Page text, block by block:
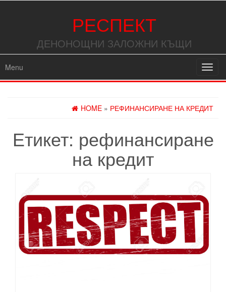
РЕСПЕКТ
ДЕНОНОЩНИ ЗАЛОЖНИ КЪЩИ
Menu
HOME » РЕФИНАНСИРАНЕ НА КРЕДИТ
Етикет: рефинансиране
на кредит